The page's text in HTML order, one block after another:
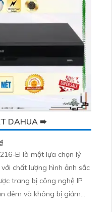
DAHUA ➠
EI là một lựa chọn lý
chất lượng hình ảnh sắc
đêm và không bị giảm